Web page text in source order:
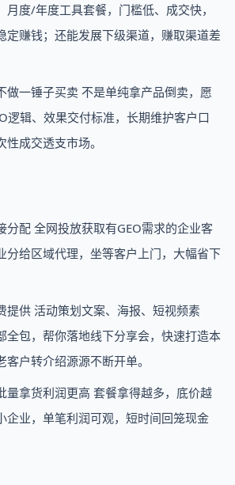
月度/年度工具套餐，门槛低、成交快，
定赚钱；还能发展下级渠道，赚取渠道差
做一锤子买卖 不是单纯拿产品倒卖，愿
逻辑、效果交付标准，长期维护客户口
成交透支市场。
分配 全网投放获取有GEO需求的企业客
分给区域代理，坐等客户上门，大幅省下
提供 活动策划文案、海报、短视频素
全包，帮你落地线下分享会，快速打造本
户转介绍源源不断开单。
量拿货利润更高 套餐拿得越多，底价越
企业，单笔利润可观，短时间回笼现金